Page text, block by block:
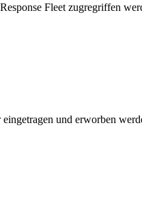
Fleet zugregriffen
und erworben